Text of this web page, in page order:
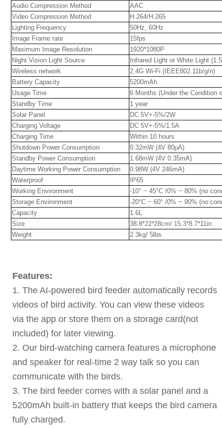
Audio Compression Method
AAC
Video Compression Method
H.264/H.265
Lighting Frequency
50Hz, 60Hz
Image Frame rate
15fps
Maximum Image Resolution
1920*1080P
Night Vision Light Source
Infrared Light or White Light
Wireless network
2.4G Wi-Fi (IEEE802.11b/g/n)
Battery Capacity
5200mAh
Usage Time
6 Months (Under the Condition
Standby Time
1 year
Solar Panel
DC 5V+-5%/2W
Charging Voltage
DC 5V+-5%/1.5A
Charging Time
Within 10 hours
Shutdown Power Consumption
0.32mW (4V 80μA)
Standby Power Consumption
1.68mW (4V 0.35mA)
Daytime Working Power Consumption
0.98W (4V 246mA)
Waterproof
IP65
Working Environment
-10° ~ 45°C /0% ~ 80% (no
Storage Environment
-20°C ~ 60° /0% ~ 90% (no
Capacity
1.6L
Size
38.8*22*28cm/ 15.3*8.7*11in
Weight
2.3kg/ 5lbs
Features:
1. The AI-powered bird feeder automatically records
videos of bird activity. You can view these videos
via the app or store them on a storage card(not
included) for later viewing.
2. Our bird-watching camera features a microphone
and speaker for real-time 2 way talk so you can
communicate with the birds.
3. The bird feeder comes with a solar panel and a
5200mAh built-in battery that keeps the bird camera
fully charged.